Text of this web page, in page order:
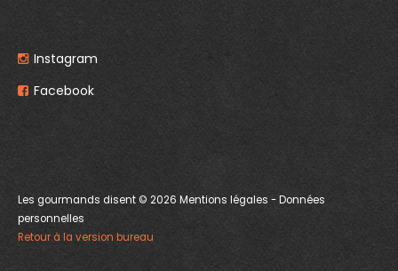
Instagram
Facebook
Les gourmands disent © 2026 Mentions légales -Données
personnelles
Retour à la version bureau